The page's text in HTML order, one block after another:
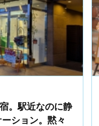
。駅近なのに静
ション。黙々